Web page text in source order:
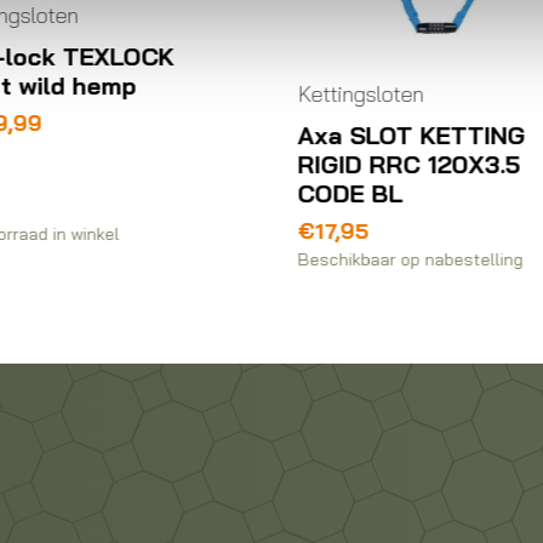
SLOT KETTING
Kettingsloten
€169,99
Beschikbaar op nabestelling